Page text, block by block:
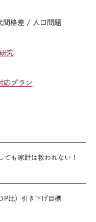
間格差 人口問題
究
応プラン
も家計は救われない！
比）引き下げ目標